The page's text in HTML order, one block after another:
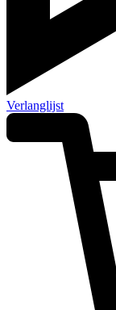
Verlanglijst